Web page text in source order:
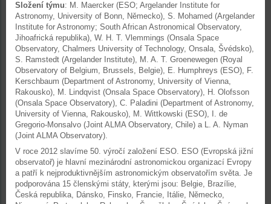
Složení týmu: M. Maercker (ESO; Argelander Institute for
Astronomy, University of Bonn, Německo), S. Mohamed (Argelander
Institute for Astronomy; South African Astronomical Observatory,
Jihoafrická republika), W. H. T. Vlemmings (Onsala Space
Observatory, Chalmers University of Technology, Onsala, Švédsko),
S. Ramstedt (Argelander Institute), M. A. T. Groenewegen (Royal
Observatory of Belgium, Brussels, Belgie), E. Humphreys (ESO), F.
Kerschbaum (Department of Astronomy, University of Vienna,
Rakousko), M. Lindqvist (Onsala Space Observatory), H. Olofsson
(Onsala Space Observatory), C. Paladini (Department of Astronomy,
University of Vienna, Rakousko), M. Wittkowski (ESO), I. de
Gregorio-Monsalvo (Joint ALMA Observatory, Chile) a L. A. Nyman
(Joint ALMA Observatory).
V roce 2012 slavíme 50. výročí založení ESO. ESO (Evropská jižní
observatoř) je hlavní mezinárodní astronomickou organizací Evropy
a patří k nejproduktivnějším astronomickým observatořím světa. Je
podporována 15 členskými státy, kterými jsou: Belgie, Brazílie,
Česká republika, Dánsko, Finsko, Francie, Itálie, Německo,